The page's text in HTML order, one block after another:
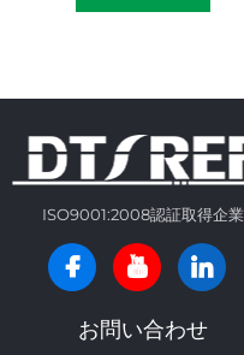
ISO9001:2008認証取得企業
お問い合わせ